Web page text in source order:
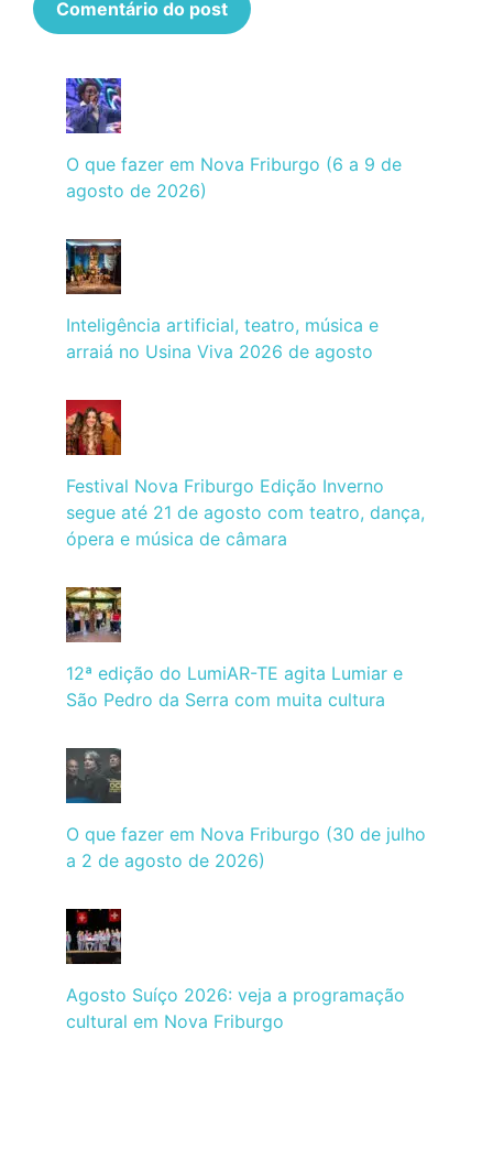
O que fazer em Nova Friburgo (6 a 9 de
agosto de 2026)
Inteligência artificial, teatro, música e
arraiá no Usina Viva 2026 de agosto
Festival Nova Friburgo Edição Inverno
segue até 21 de agosto com teatro, dança,
ópera e música de câmara
12ª edição do LumiAR-TE agita Lumiar e
São Pedro da Serra com muita cultura
O que fazer em Nova Friburgo (30 de julho
a 2 de agosto de 2026)
Agosto Suíço 2026: veja a programação
cultural em Nova Friburgo